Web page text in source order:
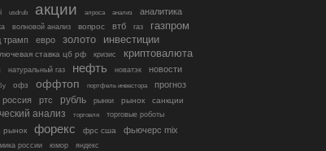
usdrub акции алроса анализ аналитика
волновой анализ вопрос втб газ газпром
трамп евро золото инвестиции
ставка цб рф кризис криптовалюта
натуральный газ нефть новатэк новости
офз оффтоп портфель инвестора
прогноз
россия ртс рубль рынки рынок санкции
анализ торговля торговые роботы
рынок форекс фрс сша фьючерс mix
россии юмор яндекс